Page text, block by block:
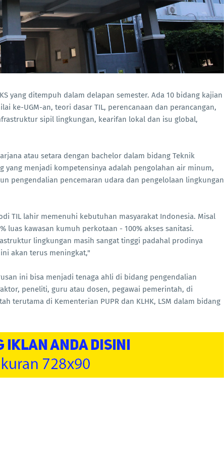
yang ditempuh dalam delapan semester. Ada 10 bidang kajian
ke-UGM-an, teori dasar TIL, perencanaan dan perancangan,
sipil lingkungan, kearifan lokal dan isu global,
atau setara dengan bachelor dalam bidang Teknik
yang menjadi kompetensinya adalah pengolahan air minum,
pengendalian pencemaran udara dan pengelolaan lingkungan
TIL lahir memenuhi kebutuhan masyarakat Indonesia. Misal
luas kawasan kumuh perkotaan - 100% akses sanitasi.
lingkungan masih sangat tinggi padahal prodinya
akan terus meningkat,"
ini bisa menjadi tenaga ahli di bidang pengendalian
peneliti, guru atau dosen, pegawai pemerintah, di
terutama di Kementerian PUPR dan KLHK, LSM dalam bidang